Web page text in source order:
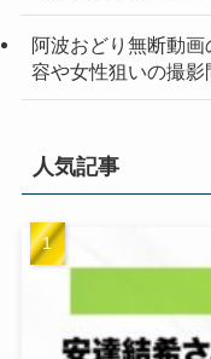
阿波おどり無断動
容や女性狙いの撮影
人気記事